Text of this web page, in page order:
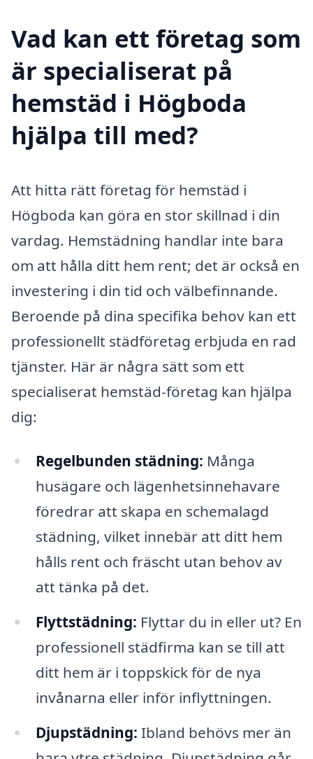
Vad kan ett företag som
är specialiserat på
hemstäd i Högboda
hjälpa till med?
Att hitta rätt företag för hemstäd i
Högboda kan göra en stor skillnad i din
vardag. Hemstädning handlar inte bara
om att hålla ditt hem rent; det är också en
investering i din tid och välbefinnande.
Beroende på dina specifika behov kan ett
professionellt städföretag erbjuda en rad
tjänster. Här är några sätt som ett
specialiserat hemstäd-företag kan hjälpa
dig:
Regelbunden städning: Många
husägare och lägenhetsinnehavare
föredrar att skapa en schemalagd
städning, vilket innebär att ditt hem
hålls rent och fräscht utan behov av
att tänka på det.
Flyttstädning: Flyttar du in eller ut? En
professionell städfirma kan se till att
ditt hem är i toppskick för de nya
invånarna eller inför inflyttningen.
Djupstädning: Ibland behövs mer än